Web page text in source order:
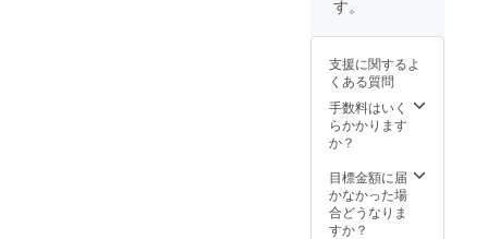
ミン類
め多く
の栄養
が 含ま
れてい
え、ノ
ンカ
フェイ
を選
場で丁
寧に 焙
煎し
て、飲
みやす
に仕上
げた一
品で
す。 ・
で、 大
恵み
「くま
笹」
を、こ
だわり
で、 生
姜の引
き立つ
ノンカ
） 写真
くま笹
茶葉を
メイン
にシナ
モン、
ジャー
、ブ
ラック
ペッ
す。
支援に関するよ
くある質問
手数料はいく
らかかります
か？
目標金額に届
かなかった場
合どうなりま
すか？